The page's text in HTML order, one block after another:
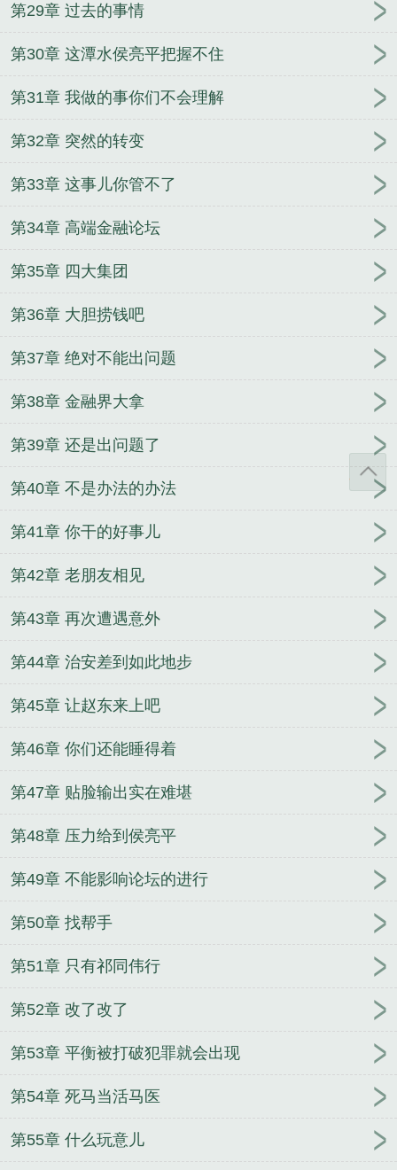
第29章 过去的事情
第30章 这潭水侯亮平把握不住
第31章 我做的事你们不会理解
第32章 突然的转变
第33章 这事儿你管不了
第34章 高端金融论坛
第35章 四大集团
第36章 大胆捞钱吧
第37章 绝对不能出问题
第38章 金融界大拿
第39章 还是出问题了
第40章 不是办法的办法
第41章 你干的好事儿
第42章 老朋友相见
第43章 再次遭遇意外
第44章 治安差到如此地步
第45章 让赵东来上吧
第46章 你们还能睡得着
第47章 贴脸输出实在难堪
第48章 压力给到侯亮平
第49章 不能影响论坛的进行
第50章 找帮手
第51章 只有祁同伟行
第52章 改了改了
第53章 平衡被打破犯罪就会出现
第54章 死马当活马医
第55章 什么玩意儿